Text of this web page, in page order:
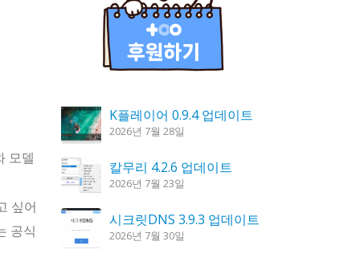
모델
싶어
공식
K플레이어 0.9.4 업데이트
2026년 7월 28일
칼무리 4.2.6 업데이트
2026년 7월 23일
시크릿DNS 3.9.3 업데이트
2026년 7월 30일